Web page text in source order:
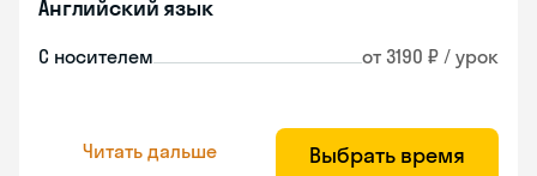
Английский язык
С носителем от 3190 ₽ / урок
Читать дальше Выбрать время